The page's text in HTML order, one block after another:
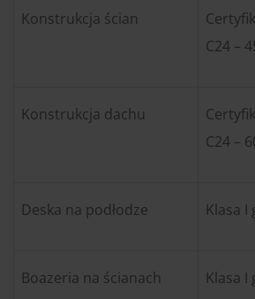
Konstrukcja ścian
C24 –
Konstrukcja dachu
C24 –
Deska na podłodze Klasa
Boazeria na ścianach Klasa